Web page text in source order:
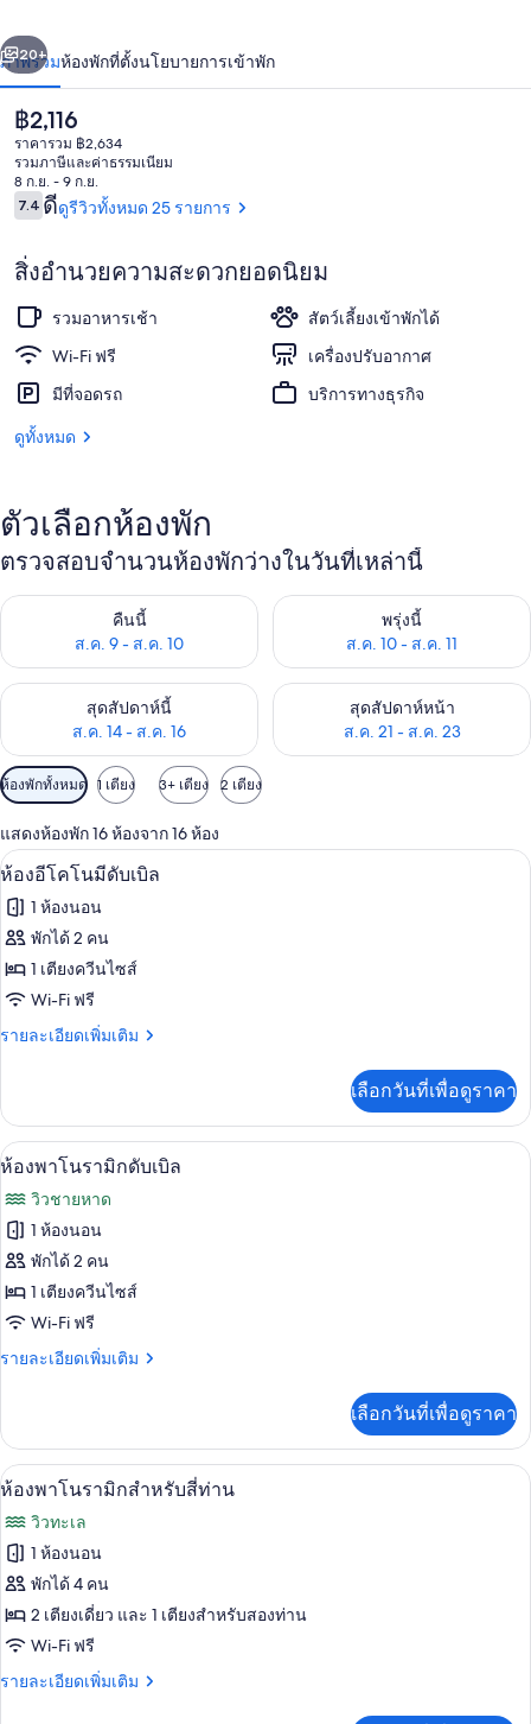
มินิบาร์, โต๊ะทำงาน, Wi-Fi ฟรี, ผ้าปูที่นอ
า
ถัดไป
20+
ภาพรวมห้องพักที่ตั้งนโยบายการเข้าพัก
ราคา
ปัจจุบัน
฿2,116
฿2,116
ราคารวม ฿2,634
รวมภาษีและค่าธรรมเนียม
8 ก.ย. - 9 ก.ย.
รีวิว
7.47.4 จาก 10
ดีดูรีวิวทั้งหมด 25 รายการ
สิ่งอำนวยความสะดวกยอดนิยม
รวมอาหารเช้า
สัตว์เลี้ยงเข้าพักได้
Wi-Fi ฟรี
เครื่องปรับอากาศ
มีที่จอดรถ
บริการทางธุรกิจ
ดูทั้งหมด
ตัวเลือกห้องพัก
ตรวจสอบจำนวนห้องพักว่างในวันที่เหล่านี้
คืนนี้
ส.ค. 9 - ส.ค. 10
ตรวจสอบจำนวนห้องพักว่างในคืนนี้ ส.ค. 9 - ส.ค. 10
พรุ่งนี้
ส.ค. 10 - ส.ค. 11
ตรวจสอบจำนวนห้องพักว่างใน
สุดสัปดาห์นี้
ส.ค. 14 - ส.ค. 16
ตรวจสอบจำนวนห้องพักว่างในสุดสัปดาห์นี้ ส.ค. 14 - ส.ค. 16
สุดสัปดาห์หน้า
ส.ค. 21 - ส.ค. 23
ตรวจสอบจำนวนห้องพักว่างใน
ตัว
กรอง
ที่
มี
ให้
สำหรับ
ห้อง
พัก
ห้องพักทั้งหมด 1 เตียง 3+ เตียง 2 เตียง
แสดงห้องพัก 16 ห้องจาก 16 ห้อง
เปิด
ภาพถ่าย
ทั้งหมด
ของ
ห้อง
อี
โน
มี
ดับเบิล
มินิบาร์, โต๊ะทำงาน, Wi-Fi ฟรี, ผ้าปูที่นอ
1
ห้องอีโคโนมีดับเบิล
1 ห้องนอน
พักได้ 2 คน
1 เตียงควีนไซส์
Wi-Fi ฟรี
รายละเอียดเพิ่มเติม
ราย
เกี่ยว
กับ
ห้อง
โค
โน
มี
ดับเบิล
เลือกวันที่เพื่อดูราคา
เปิด
ภาพถ่าย
ทั้งหมด
ของ
ห้อง
พา
โนรา
กดับเบิล
มินิบาร์, โต๊ะทำงาน, Wi-Fi ฟรี, ผ้าปูที่นอ
2
ห้องพาโนรามิกดับเบิล
วิวชายหาด
1 ห้องนอน
พักได้ 2 คน
1 เตียงควีนไซส์
Wi-Fi ฟรี
รายละเอียดเพิ่มเติม
ราย
เกี่ยว
กับ
ห้อง
โนรา
มิ
กดับเบิล
เลือกวันที่เพื่อดูราคา
เปิด
ภาพถ่าย
ทั้งหมด
ของ
ห้อง
พา
โน
1
ห้องพาโนรามิกสำหรับสี่ท่าน
วิวทะเล
1 ห้องนอน
พักได้ 4 คน
2 เตียงเดี่ยว และ 1 เตียงสำหรับสองท่าน
Wi-Fi ฟรี
รายละเอียดเพิ่มเติม
ราย